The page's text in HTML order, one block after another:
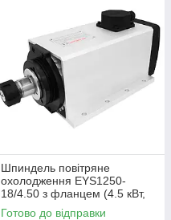
Шпиндель повітряне
охолодження EYS1250-
18/4.50 з фланцем (4.5 кВт,
380 В, 10.5 А, ER25)
Готово до відправки